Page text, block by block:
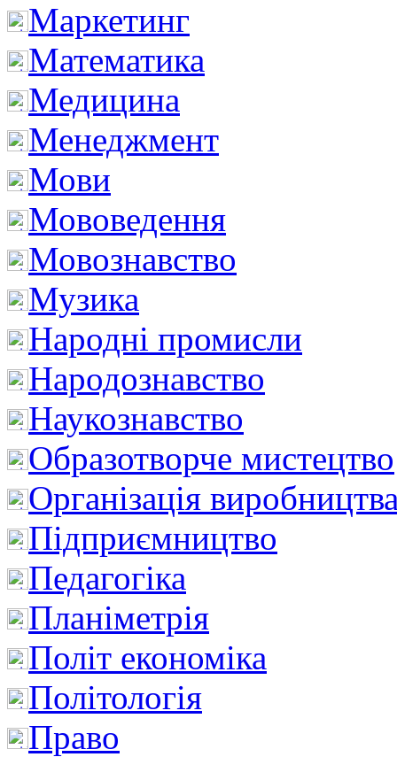
Маркетинг
Математика
Медицина
Менеджмент
Мови
Мововедення
Мовознавство
Музика
Народні промисли
Народознавство
Наукознавство
Образотворче мистецтво
Організація
Підприємництво
Педагогіка
Планіметрія
Політ економіка
Політологія
Право